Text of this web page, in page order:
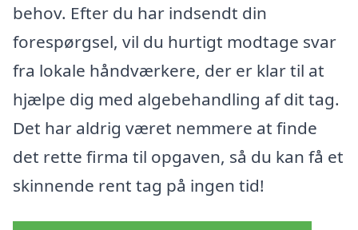
behov. Efter du har indsendt din
forespørgsel, vil du hurtigt modtage svar
fra lokale håndværkere, der er klar til at
hjælpe dig med algebehandling af dit tag.
Det har aldrig været nemmere at finde
det rette firma til opgaven, så du kan få et
skinnende rent tag på ingen tid!